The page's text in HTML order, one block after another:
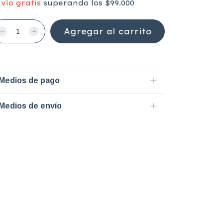
gratis superando los $99.000
de pago
de envío